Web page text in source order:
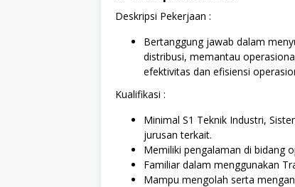
Deskripsi Pekerjaan :
Bertanggung jawab dalam
distribusi, memantau
efektivitas dan efisiensi
Kualifikasi :
Minimal S1 Teknik Industri,
jurusan terkait.
Memiliki pengalaman di bidang
Familiar dalam menggunakan
Mampu mengolah serta